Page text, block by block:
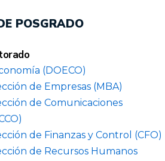
POSGRADO
(DOECO)
de Empresas (MBA)
de Comunicaciones
de Finanzas y Control (CFO)
de Recursos Humanos